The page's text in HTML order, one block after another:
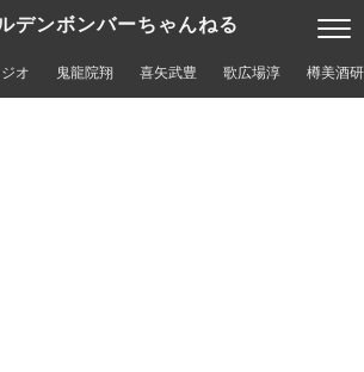
デンボンバーちゃんねる
オ 鬼龍院翔 喜矢武豊 歌広場淳 樽美酒